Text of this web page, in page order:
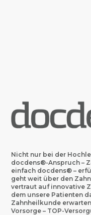
Nicht nur bei der
docdens®-Anspruch–
einfach docdens® –
geht weit über den
vertraut auf innovative
dem unsere Patienten
Zahnheilkunde
Vorsorge – TOP-